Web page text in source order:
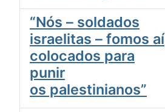
“Nós – soldados
israelitas – fomos aí
colocados para
punir
os palestinianos”